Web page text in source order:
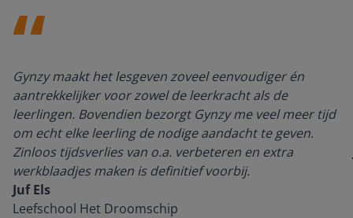
Gynzy maakt het lesgeven zoveel eenvoudiger én
aantrekkelijker voor zowel de leerkracht als de
leerlingen. Bovendien bezorgt Gynzy me veel meer tijd
om echt elke leerling de nodige aandacht te geven.
Zinloos tijdsverlies van o.a. verbeteren en extra
werkblaadjes maken is definitief voorbij.
Juf Els
Leefschool Het Droomschip